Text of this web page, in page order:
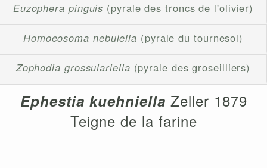
Euzophera pinguis (pyrale des troncs de l'olivier)
Homoeosoma nebulella (pyrale du tournesol)
Zophodia grossulariella (pyrale des groseilliers)
Ephestia kuehniella Zeller 1879
Teigne de la farine